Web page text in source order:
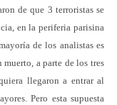
de que 3 terroristas se
en la periferia parisina
de los analistas es
muerto, a parte de los tres
llegaron a entrar al
Pero esta supuesta